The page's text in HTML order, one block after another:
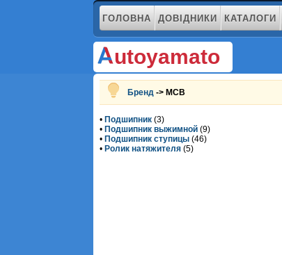
ГОЛОВНА ДОВІДНИКИ КАТАЛОГИ
utoyamato
Бренд -> MCB
• Подшипник (3)
• Подшипник выжимной (9)
• Подшипник ступицы (46)
• Ролик натяжителя (5)